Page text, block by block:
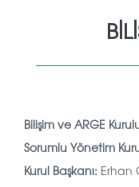
Bilişim ve ARGE
Sorumlu Yönetim
Kurul Başkanı: Erhan